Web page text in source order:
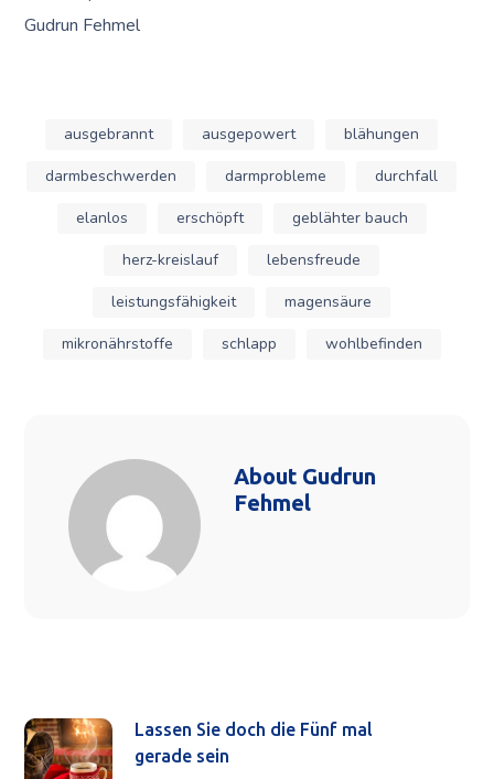
Gudrun Fehmel
ausgebrannt ausgepowert
blähungen
darmbeschwerden
darmprobleme
durchfall
elanlos
erschöpft
geblähter bauch
herz-kreislauf
lebensfreude
leistungsfähigkeit
magensäure
mikronährstoffe
schlapp wohlbefinden
About Gudrun
Fehmel
Lassen Sie doch die Fünf mal
gerade sein